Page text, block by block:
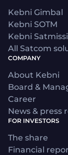
Kebni Gimbal
Kebni SOTM
Kebni
All Satcom
COMPANY
About Kebni
Board &
Career
News & press
FOR INVESTORS
The share
Financial